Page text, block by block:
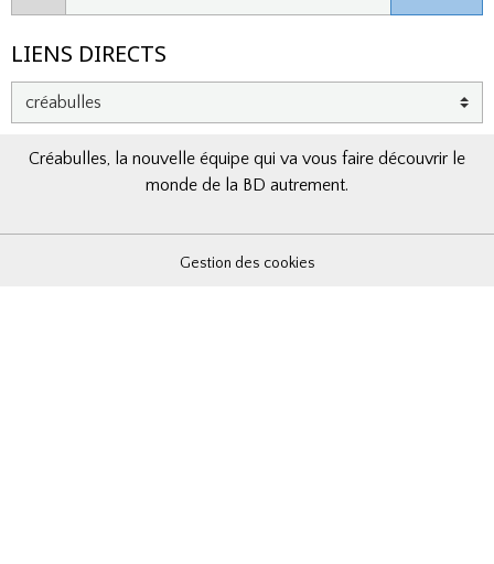
LIENS DIRECTS
Créabulles, la nouvelle équipe qui va vous faire découvrir le
monde de la BD autrement.
Gestion des cookies